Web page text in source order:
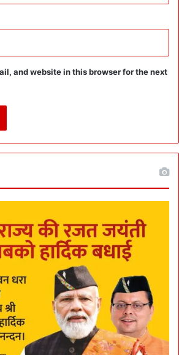
and website in this browser for the next